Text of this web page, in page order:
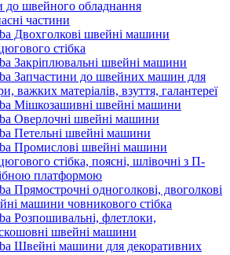
до швейного обладнання
частини
Двохголкові швейні машини
стібка
Закріплювальні швейні машини
Запчастини до швейних машин для
важких матеріалів, взуття, галантереї
Мішкозашивні швейні машини
Оверлочні швейні машини
Петельні швейні машини
Промислові швейні машини
стібка, поясні, шлівочні з П-
платформою
Прямострочні одноголкові, двоголкові
машини човникового стібка
Розпошивальні, флетлоки,
швейні машини
Швейні машини для декоративних